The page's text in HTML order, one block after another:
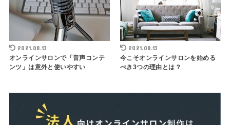
2021.08.13
オンラインサロンで「音声コンテ
ンツ」は意外と使いやすい
2021.08.13
今こそオンラインサロンを始める
べき3つの理由とは？